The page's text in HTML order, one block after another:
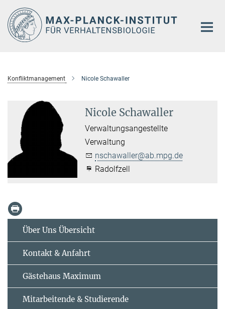
Hauptinhalt
Konfliktmanagement Nicole Schawaller
Nicole Schawaller
Verwaltungsangestellte
Verwaltung
nschawaller@ab.mpg.de
Radolfzell
Über Uns Übersicht
Kontakt & Anfahrt
Gästehaus Maximum
Mitarbeitende & Studierende